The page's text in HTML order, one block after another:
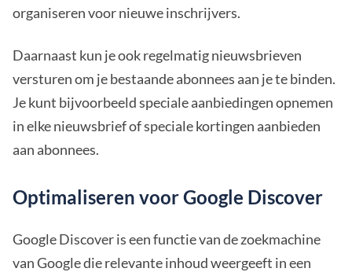
organiseren voor nieuwe inschrijvers.
Daarnaast kun je ook regelmatig nieuwsbrieven
versturen om je bestaande abonnees aan je te binden.
Je kunt bijvoorbeeld speciale aanbiedingen opnemen
in elke nieuwsbrief of speciale kortingen aanbieden
aan abonnees.
Optimaliseren voor Google Discover
Google Discover is een functie van de zoekmachine
van Google die relevante inhoud weergeeft in een